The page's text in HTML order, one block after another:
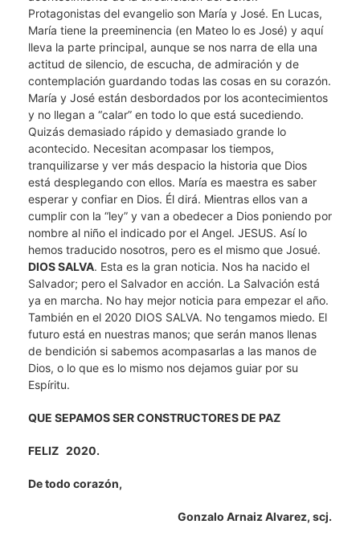
Protagonistas del evangelio son María y José. En Lucas,
María tiene la preeminencia (en Mateo lo es José) y aquí
lleva la parte principal, aunque se nos narra de ella una
actitud de silencio, de escucha, de admiración y de
contemplación guardando todas las cosas en su corazón.
María y José están desbordados por los acontecimientos
y no llegan a “calar” en todo lo que está sucediendo.
Quizás demasiado rápido y demasiado grande lo
acontecido. Necesitan acompasar los tiempos,
tranquilizarse y ver más despacio la historia que Dios
está desplegando con ellos. María es maestra es saber
esperar y confiar en Dios. Él dirá. Mientras ellos van a
cumplir con la “ley” y van a obedecer a Dios poniendo por
nombre al niño el indicado por el Angel. JESUS. Así lo
hemos traducido nosotros, pero es el mismo que Josué.
DIOS SALVA. Esta es la gran noticia. Nos ha nacido el
Salvador; pero el Salvador en acción. La Salvación está
ya en marcha. No hay mejor noticia para empezar el año.
También en el 2020 DIOS SALVA. No tengamos miedo. El
futuro está en nuestras manos; que serán manos llenas
de bendición si sabemos acompasarlas a las manos de
Dios, o lo que es lo mismo nos dejamos guiar por su
Espíritu.
QUE SEPAMOS SER CONSTRUCTORES DE PAZ
FELIZ 2020.
De todo corazón,
Gonzalo Arnaiz Alvarez, scj.